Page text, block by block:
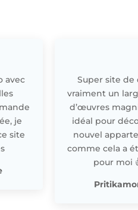
avec
je
site
Super site de
vraiment un
d’œuvres
idéal pour
nouvel
comme cela a
pour moi